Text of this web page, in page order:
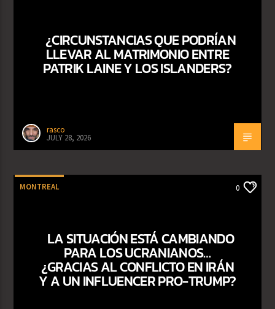
¿CIRCUNSTANCIAS QUE PODRÍAN
LLEVAR AL MATRIMONIO ENTRE
PATRIK LAINE Y LOS ISLANDERS?
rasco
JULY 28, 2026
MONTREAL 0
LA SITUACIÓN ESTÁ CAMBIANDO
PARA LOS UCRANIANOS…
¿GRACIAS AL CONFLICTO EN IRÁN
Y A UN INFLUENCER PRO-TRUMP?